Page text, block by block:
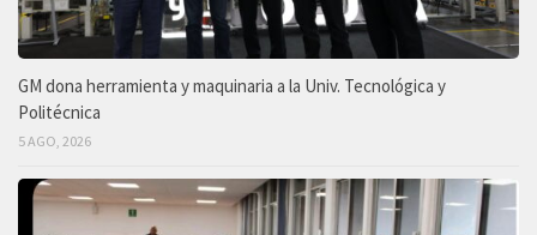
GM dona herramienta y maquinaria a la Univ. Tecnológica y
Politécnica
5 AGO, 2026